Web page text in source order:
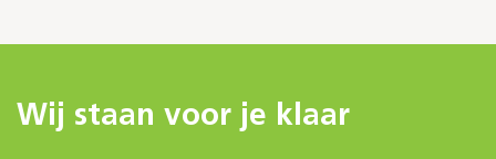
Wij staan voor je klaar